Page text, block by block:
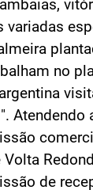
no
Atendendo
de